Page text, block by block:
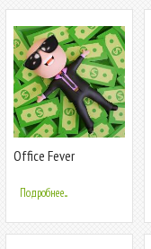
Office Fever
Подробнее...